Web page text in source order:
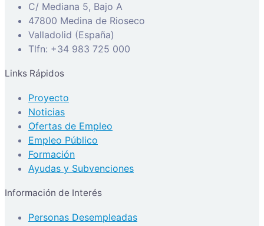
C/ Mediana 5, Bajo A
47800 Medina de Rioseco
Valladolid (España)
Tlfn: +34 983 725 000
Links Rápidos
Proyecto
Noticias
Ofertas de Empleo
Empleo Público
Formación
Ayudas y Subvenciones
Información de Interés
Personas Desempleadas